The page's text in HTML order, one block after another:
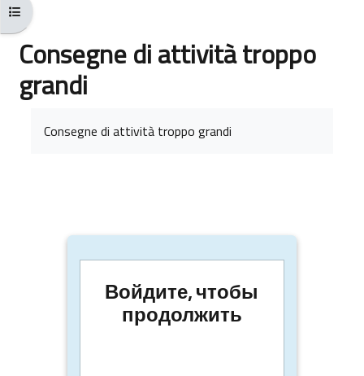
Открыть оглавление курса
Consegne di attività troppo
grandi
Consegne di attività troppo grandi
Войдите, чтобы
продолжить